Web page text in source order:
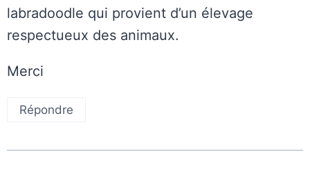
labradoodle qui provient d’un élevage
respectueux des animaux.
Merci
Répondre